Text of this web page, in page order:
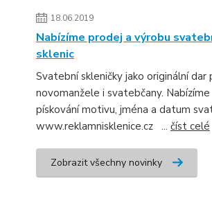
18.06.2019
Nabízíme prodej a výrobu
sklenic
Svatební skleničky jako originální dar
novomanžele i svatebčany. Nabízíme
pískování motivu, jména a datum
www.reklamnisklenice.cz ... číst celé
Zobrazit všechny novinky